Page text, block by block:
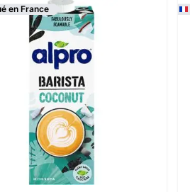
en France
disponibles :